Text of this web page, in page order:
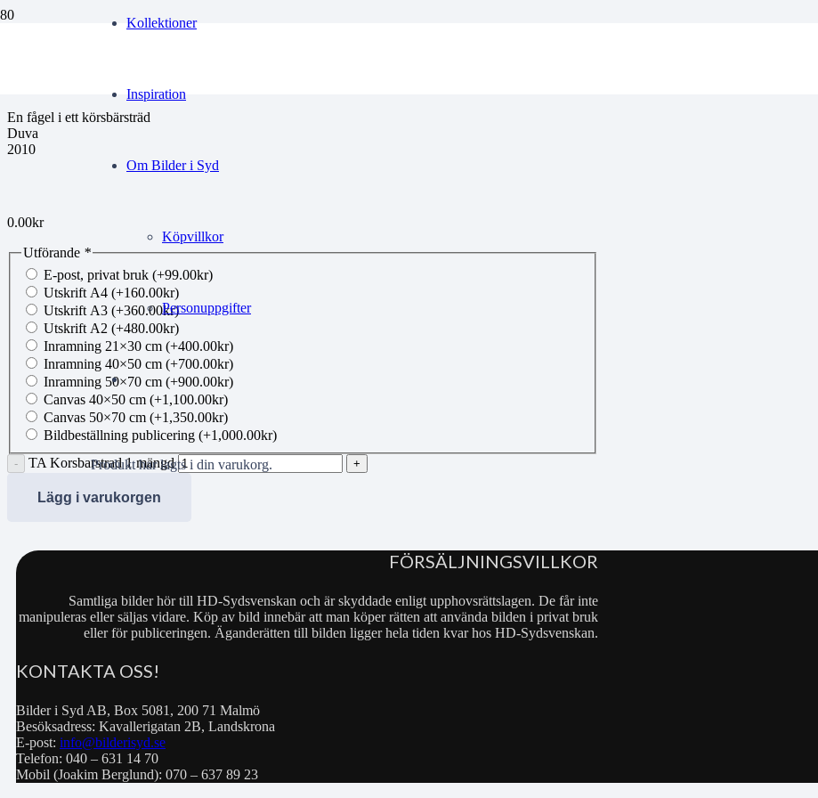
Kollektioner
Inspiration
Om Bilder i Syd
Köpvillkor
Personuppgifter
Produkthar lagts i din varukorg.
En fågel i ett körsbärsträd
Duva
2010
0.00kr
Utförande *
E-post, privat bruk (+99.00kr)
Utskrift A4 (+160.00kr)
Utskrift A3 (+360.00kr)
Utskrift A2 (+480.00kr)
Inramning 21×30 cm (+400.00kr)
Inramning 40×50 cm (+700.00kr)
Inramning 50×70 cm (+900.00kr)
Canvas 40×50 cm (+1,100.00kr)
Canvas 50×70 cm (+1,350.00kr)
Bildbeställning publicering (+1,000.00kr)
TA Korsbarstrad 1 mängd
Lägg i varukorgen
FÖRSÄLJNINGSVILLKOR
Samtliga bilder hör till HD-Sydsvenskan och är skyddade enligt upphovsrättslagen. De får inte
manipuleras eller säljas vidare. Köp av bild innebär att man köper rätten att använda bilden i privat bruk
eller för publiceringen. Äganderätten till bilden ligger hela tiden kvar hos HD-Sydsvenskan.
KONTAKTA OSS!
Bilder i Syd AB, Box 5081, 200 71 Malmö
Besöksadress: Kavallerigatan 2B, Landskrona
E-post: info@bilderisyd.se
Telefon: 040 – 631 14 70
Mobil (Joakim Berglund): 070 – 637 89 23